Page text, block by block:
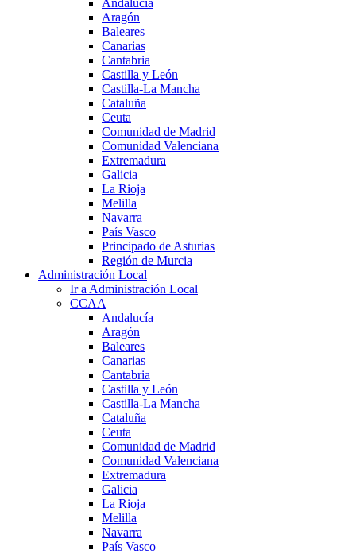
Aragón
Baleares
Canarias
Cantabria
Castilla y León
Castilla-La Mancha
Cataluña
Ceuta
Comunidad de Madrid
Comunidad Valenciana
Extremadura
Galicia
La Rioja
Melilla
Navarra
País Vasco
Principado de Asturias
Región de Murcia
Administración Local
Ir a Administración Local
CCAA
Andalucía
Aragón
Baleares
Canarias
Cantabria
Castilla y León
Castilla-La Mancha
Cataluña
Ceuta
Comunidad de Madrid
Comunidad Valenciana
Extremadura
Galicia
La Rioja
Melilla
Navarra
País Vasco